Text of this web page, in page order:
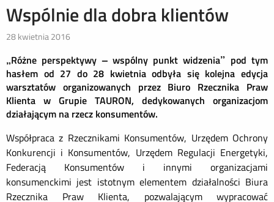
Wspólnie dla dobra klientów
28 kwietnia 2016
„Różne perspektywy – wspólny punkt widzenia” pod tym
hasłem od 27 do 28 kwietnia odbyła się kolejna edycja
warsztatów organizowanych przez Biuro Rzecznika Praw
Klienta w Grupie TAURON, dedykowanych organizacjom
działającym na rzecz konsumentów.
Współpraca z Rzecznikami Konsumentów, Urzędem Ochrony
Konkurencji i Konsumentów, Urzędem Regulacji Energetyki,
Federacją Konsumentów i innymi organizacjami
konsumenckimi jest istotnym elementem działalności Biura
Rzecznika Praw Klienta, pozwalającym wypracować